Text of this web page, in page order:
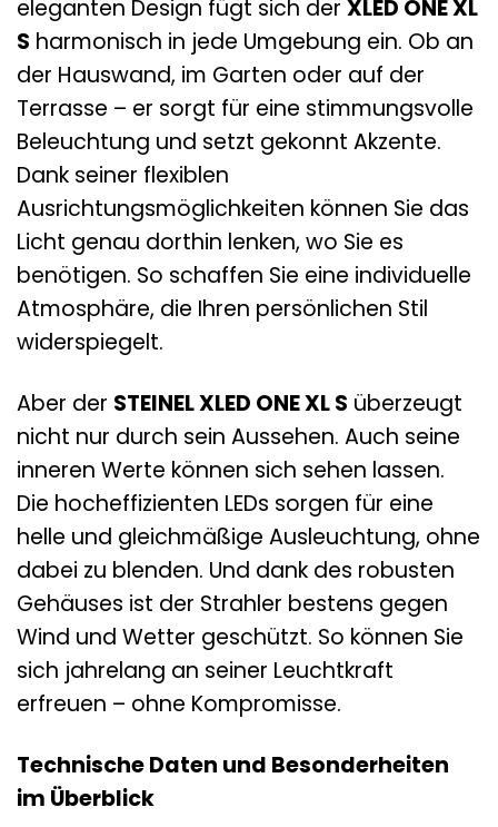
eleganten Design fügt sich der XLED ONE XL
S harmonisch in jede Umgebung ein. Ob an
der Hauswand, im Garten oder auf der
Terrasse – er sorgt für eine stimmungsvolle
Beleuchtung und setzt gekonnt Akzente.
Dank seiner flexiblen
Ausrichtungsmöglichkeiten können Sie das
Licht genau dorthin lenken, wo Sie es
benötigen. So schaffen Sie eine individuelle
Atmosphäre, die Ihren persönlichen Stil
widerspiegelt.
Aber der STEINEL XLED ONE XL S überzeugt
nicht nur durch sein Aussehen. Auch seine
inneren Werte können sich sehen lassen.
Die hocheffizienten LEDs sorgen für eine
helle und gleichmäßige Ausleuchtung, ohne
dabei zu blenden. Und dank des robusten
Gehäuses ist der Strahler bestens gegen
Wind und Wetter geschützt. So können Sie
sich jahrelang an seiner Leuchtkraft
erfreuen – ohne Kompromisse.
Technische Daten und Besonderheiten
im Überblick